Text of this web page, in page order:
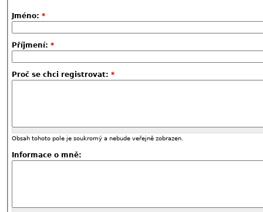
Jméno: *
Příjmení: *
Proč se chci registrovat: *
Obsah tohoto pole je soukromý a nebude veřejně zobrazen.
Informace o mně: